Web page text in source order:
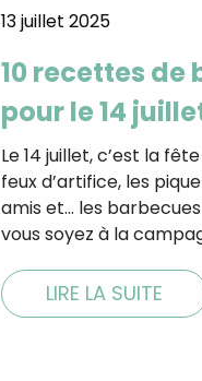
13 juillet 2025
10 recettes de
pour le 14
Le 14 juillet, c’est la
feux d’artifice, les
amis et… les
vous soyez à la
LIRE LA SUITE